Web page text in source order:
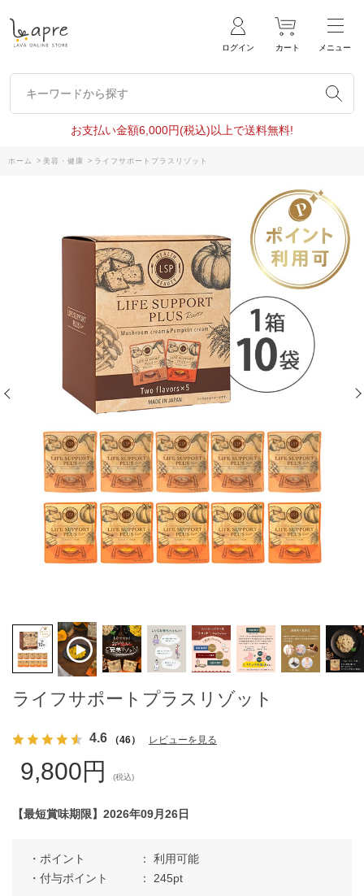
ログイン カート メニュー
キーワードから探す
キーワードから探す
お支払い金額6,000円(税込)以上で送料無料!
ホーム > 美容・健康 > ライフサポートプラスリゾット
ライフサポートプラスリゾット
4.6 （46） レビューを見る
9,800円 (税込)
【最短賞味期限】2026年09月26日
ポイント
利用可能
付与ポイント
245pt